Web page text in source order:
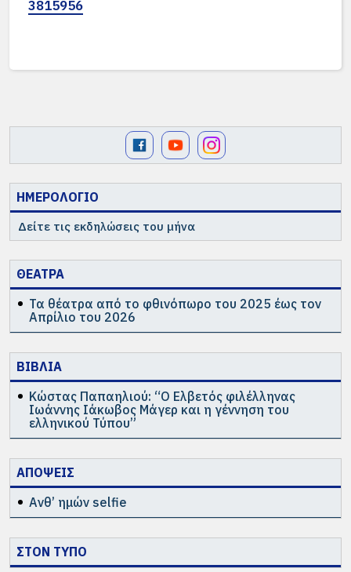
ΗΜΕΡΟΛΟΓΙΟ
Δείτε τις εκδηλώσεις του μήνα
ΘΕΑΤΡΑ
Τα θέατρα από το φθινόπωρο του 2025 έως τον
Απρίλιο του 2026
ΒΙΒΛΙΑ
Κώστας Παπαηλιού: “Ο Ελβετός φιλέλληνας
Ιωάννης Ιάκωβος Μάγερ και η γέννηση του
ελληνικού Τύπου”
ΑΠΟΨΕΙΣ
Ανθ’ ημών selfie
ΣΤΟΝ ΤΥΠΟ
3815956